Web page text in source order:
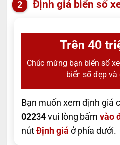
Định giá biển số
Trên 40
Chúc mừng bạn biển số
biển số đẹp và
Bạn muốn xem định giá
02234 vui lòng bấm vào
nút Định giá ở phía dưới.